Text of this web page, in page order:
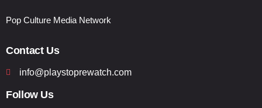
Pop Culture Media Network
Contact Us
info@playstoprewatch.com
Follow Us